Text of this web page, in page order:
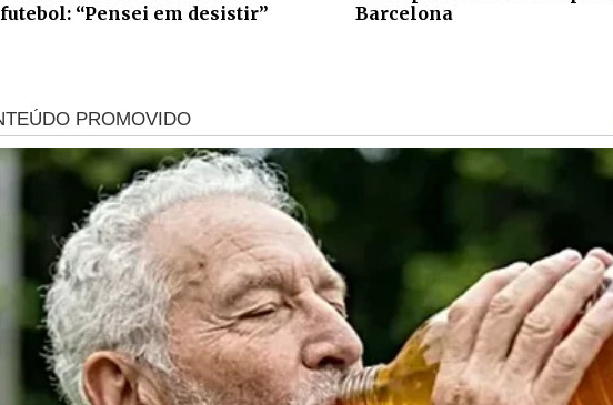
futebol: “Pensei em desistir”
Barcelona